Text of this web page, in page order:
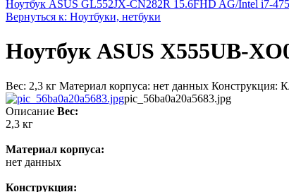
Ноутбук ASUS GL552JX-CN282R 15.6FHD AG/Intel i7-
Вернуться к: Ноутбуки, нетбуки
Ноутбук ASUS X555UB-
Вес: 2,3 кг Материал корпуса: нет данных
pic_56ba0a20a5683.jpg
Описание Вес:
2,3 кг
Материал корпуса:
нет данных
Конструкция: